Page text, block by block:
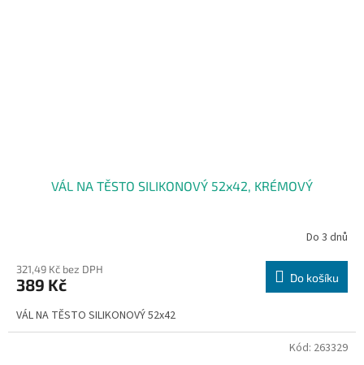
VÁL NA TĚSTO SILIKONOVÝ 52x42, KRÉMOVÝ
Do 3 dnů
321,49 Kč bez DPH
389 Kč Do košíku
VÁL NA TĚSTO SILIKONOVÝ 52x42
Kód: 263329